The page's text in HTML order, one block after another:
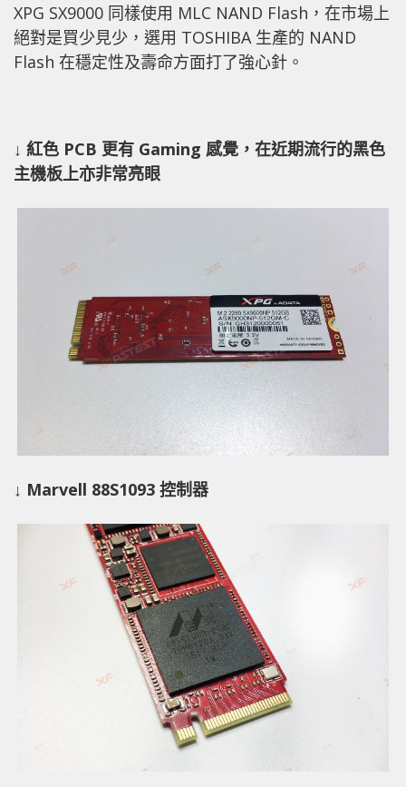
XPG SX9000 同樣使用 MLC NAND Flash，在市場上
絕對是買少見少，選用 TOSHIBA 生產的 NAND
Flash 在穩定性及壽命方面打了強心針。
↓ 紅色 PCB 更有 Gaming 感覺，在近期流行的黑色
主機板上亦非常亮眼
↓ Marvell 88S1093 控制器